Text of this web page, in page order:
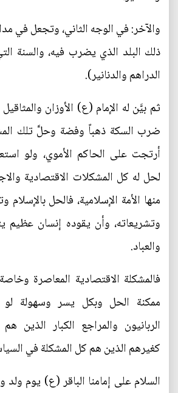
والآخر: في الوجه الثاني، وتجعل في
ذلك البلد الذي يضرب فيه، والسنة
الدراهم والدنانير).
ثم بيَّن له الإمام (ع) الأوزان
ضرب السكة ذهباً وفضة وحلَّ تلك
أرتجت على الحاكم الأموي، ولو
لحل له كل المشكلات الاقتصادية
منها الأمة الإسلامية، فالحل
وتشريعاته، وأن يقوده إنسان عظيم
والعباد.
فالمشكلة الاقتصادية المعاصرة
ممكنة الحل وبكل يسر وسهولة لو
الربانيون والمراجع الكبار
كغيرهم الذين هم كل المشكلة في
السلام على إمامنا الباقر (ع) يوم